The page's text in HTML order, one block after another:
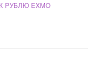
РУБЛЮ EXMO